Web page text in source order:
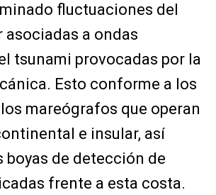
fluctuaciones del
asociadas a ondas
tsunami provocadas por la
Esto conforme a los
mareógrafos que operan
e insular, así
boyas de detección de
frente a esta costa.